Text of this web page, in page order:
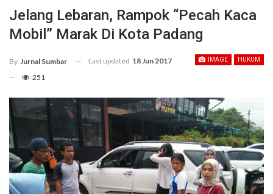
Jelang Lebaran, Rampok “Pecah Kaca
Mobil” Marak Di Kota Padang
IMAGE HUKUM
By Jurnal Sumbar Last updated 18 Jun 2017
251